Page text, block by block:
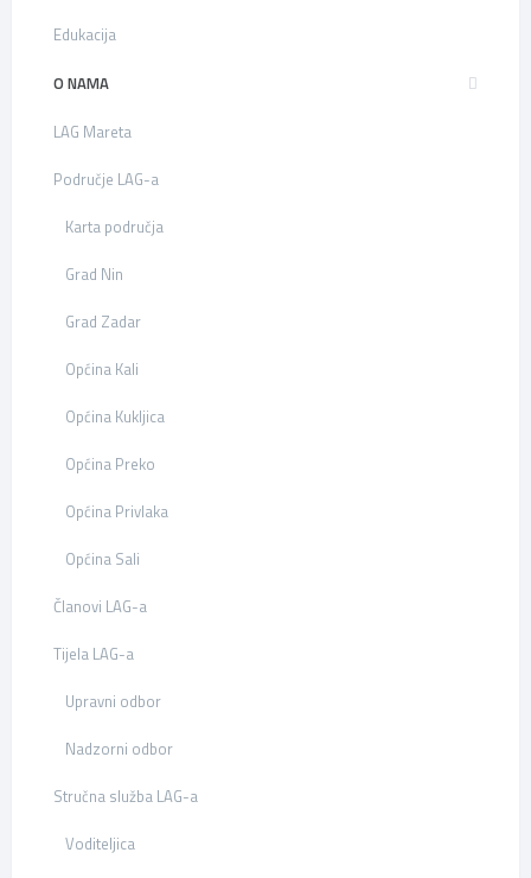
Edukacija
O NAMA
LAG Mareta
Područje LAG-a
Karta područja
Grad Nin
Grad Zadar
Općina Kali
Općina Kukljica
Općina Preko
Općina Privlaka
Općina Sali
Članovi LAG-a
Tijela LAG-a
Upravni odbor
Nadzorni odbor
Stručna služba LAG-a
Voditeljica